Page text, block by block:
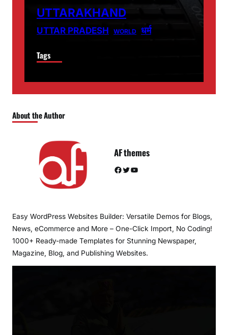
UTTARAKHAND
UTTAR PRADESH WORLD धर्म
Tags
About the Author
AF themes
Facebook Twitter YouTube
Easy WordPress Websites Builder: Versatile Demos for Blogs,
News, eCommerce and More – One-Click Import, No Coding!
1000+ Ready-made Templates for Stunning Newspaper,
Magazine, Blog, and Publishing Websites.